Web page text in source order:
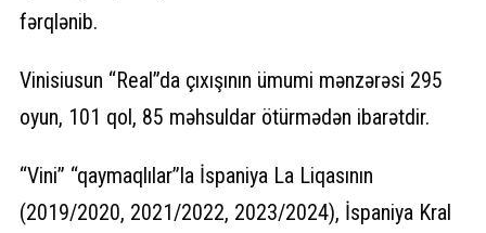
fərqlənib.
Vinisiusun “Real”da çıxışının ümumi mənzərəsi 295
oyun, 101 qol, 85 məhsuldar ötürmədən ibarətdir.
“Vini” “qaymaqlılar”la İspaniya La Liqasının
(2019/2020, 2021/2022, 2023/2024), İspaniya Kral